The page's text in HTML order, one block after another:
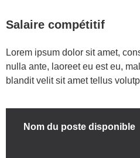
Salaire compétitif
Lorem ipsum dolor sit amet,
nulla ante, laoreet eu est eu,
blandit velit sit amet tellus
Nom du poste disponible